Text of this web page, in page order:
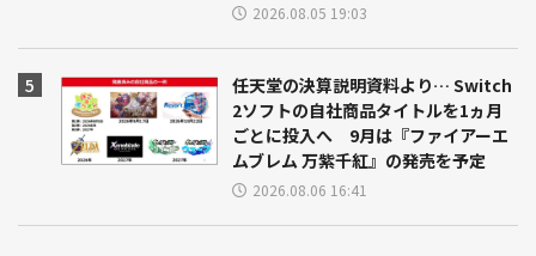
2026.08.05 19:03
任天堂の決算説明資料より… Switch
2ソフトの自社商品タイトルを1ヵ月
ごとに投入へ 9月は『ファイアーエ
ムブレム 万紫千紅』の発売を予定
2026.08.06 16:41